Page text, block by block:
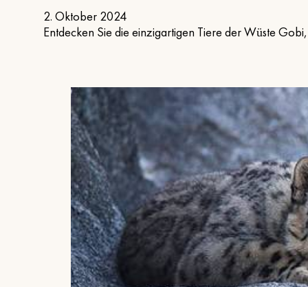
2. Oktober 2024
Entdecken Sie die einzigartigen Tiere der Wüste